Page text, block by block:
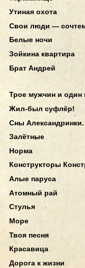
Утиная охота
Свои люди —
Белые ночи
Зойкина квартира
Брат Андрей
Трое мужчин и один
Жил-был суфлёр!
Сны
Залётные
Норма
Конструкторы
Алые паруса
Атомный рай
Стулья
Море
Твоя песня
Красавица
Дорога к жизни